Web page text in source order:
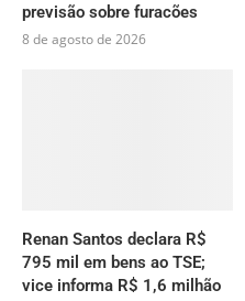
previsão sobre furacões
8 de agosto de 2026
Renan Santos declara R$
795 mil em bens ao TSE;
vice informa R$ 1,6 milhão